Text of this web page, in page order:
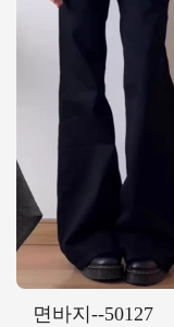
면바지--50127